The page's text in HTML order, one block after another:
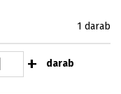
1 darab
+ darab